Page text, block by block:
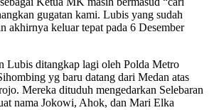
gugatan kami. Lubis yang sudah
akhirnya keluar tepat pada 6 Desember
Lubis ditangkap lagi oleh Polda Metro
yg baru datang dari Medan atas
Mereka dituduh mengedarkan Selebaran
nama Jokowi, Ahok, dan Mari Elka